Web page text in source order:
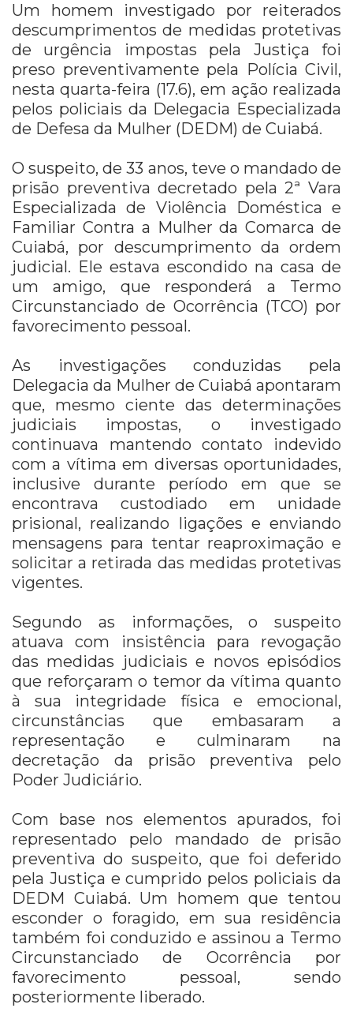
Um homem investigado por reiterados
descumprimentos de medidas protetivas
de urgência impostas pela Justiça foi
preso preventivamente pela Polícia Civil,
nesta quarta-feira (17.6), em ação realizada
pelos policiais da Delegacia Especializada
de Defesa da Mulher (DEDM) de Cuiabá.
O suspeito, de 33 anos, teve o mandado de
prisão preventiva decretado pela 2ª Vara
Especializada de Violência Doméstica e
Familiar Contra a Mulher da Comarca de
Cuiabá, por descumprimento da ordem
judicial. Ele estava escondido na casa de
um amigo, que responderá a Termo
Circunstanciado de Ocorrência (TCO) por
favorecimento pessoal.
As investigações conduzidas pela
Delegacia da Mulher de Cuiabá apontaram
que, mesmo ciente das determinações
judiciais impostas, o investigado
continuava mantendo contato indevido
com a vítima em diversas oportunidades,
inclusive durante período em que se
encontrava custodiado em unidade
prisional, realizando ligações e enviando
mensagens para tentar reaproximação e
solicitar a retirada das medidas protetivas
vigentes.
Segundo as informações, o suspeito
atuava com insistência para revogação
das medidas judiciais e novos episódios
que reforçaram o temor da vítima quanto
à sua integridade física e emocional,
circunstâncias que embasaram a
representação e culminaram na
decretação da prisão preventiva pelo
Poder Judiciário.
Com base nos elementos apurados, foi
representado pelo mandado de prisão
preventiva do suspeito, que foi deferido
pela Justiça e cumprido pelos policiais da
DEDM Cuiabá. Um homem que tentou
esconder o foragido, em sua residência
também foi conduzido e assinou a Termo
Circunstanciado de Ocorrência por
favorecimento pessoal, sendo
posteriormente liberado.